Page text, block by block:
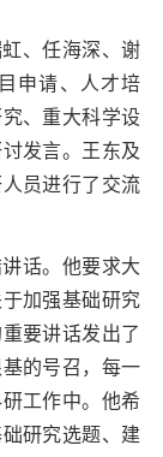
、任海深、谢
申请、人才培
、重大科学设
发言。王东及
员进行了交流
话。他要求大
加强基础研究
要讲话发出了
的号召，每一
工作中。他希
研究选题、建